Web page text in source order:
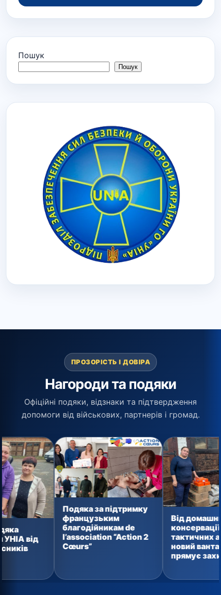
Пошук
Пошук
ПРОЗОРІСТЬ І ДОВІРА
Нагороди та подяки
Офіційні подяки, відзнаки та підтвердження
допомоги від військових, партнерів і громад.
за підтримку
de
“Action 2
Від домашньої
консервації до
тактичних аптечок:
новий вантаж уже
прямує захисникам